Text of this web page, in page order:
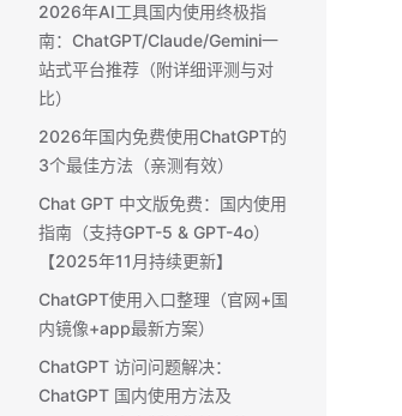
2026年AI工具国内使用终极指
南：ChatGPT/Claude/Gemini一
站式平台推荐（附详细评测与对
比）
2026年国内免费使用ChatGPT的
3个最佳方法（亲测有效）
Chat GPT 中文版免费：国内使用
指南（支持GPT-5 & GPT-4o）
【2025年11月持续更新】
ChatGPT使用入口整理（官网+国
内镜像+app最新方案）
ChatGPT 访问问题解决：
ChatGPT 国内使用方法及